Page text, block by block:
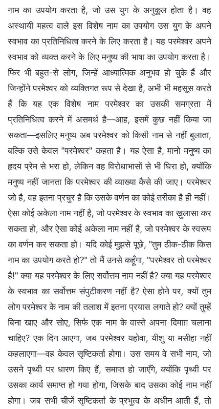
नाम का उपयोग करता है, जो उस युग के अनुकूल होता है। वह
अस्थायी महत्व वाले इस विशेष नाम का उपयोग उस युग के अपने
स्वभाव का प्रतिनिधित्व करने के लिए करता है। यह परमेश्वर अपने
स्वभाव को व्यक्त करने के लिए मनुष्य की भाषा का उपयोग करता है।
फिर भी बहुत-से लोग, जिन्हें आध्यात्मिक अनुभव हो चुके हैं और
जिन्होंने परमेश्वर को व्यक्तिगत रूप से देखा है, अभी भी महसूस करते
हैं कि यह एक विशेष नाम परमेश्वर का उसकी समग्रता में
प्रतिनिधित्व करने में असमर्थ है—आह, इसमें कुछ नहीं किया जा
सकता—इसलिए मनुष्य अब परमेश्वर को किसी नाम से नहीं बुलाता,
बल्कि उसे केवल "परमेश्वर" कहता है। यह ऐसा है, मानो मनुष्य का
हृदय प्रेम से भरा हो, लेकिन वह विरोधाभासों से भी घिरा हो, क्योंकि
मनुष्य नहीं जानता कि परमेश्वर की व्याख्या कैसे की जाए। परमेश्वर
जो है, वह इतना प्रचुर है कि उसके वर्णन का कोई तरीका है ही नहीं।
ऐसा कोई अकेला नाम नहीं है, जो परमेश्वर के स्वभाव का ख़ुलासा कर
सकता हो, और ऐसा कोई अकेला नाम नहीं है, जो परमेश्वर के स्वरूप
का वर्णन कर सकता हो। यदि कोई मुझसे पूछे, "तुम ठीक-ठीक किस
नाम का उपयोग करते हो?" तो मैं उनसे कहूँगा, "परमेश्वर तो परमेश्वर
है!" क्या यह परमेश्वर के लिए सर्वोत्तम नाम नहीं है? क्या यह परमेश्वर
के स्वभाव का सर्वोत्तम संपुटीकरण नहीं है? ऐसा होने पर, क्यों तुम
लोग परमेश्वर के नाम की तलाश में इतना प्रयास लगाते हो? क्यों तुम्हें
बिना खाए और सोए, सिर्फ एक नाम के वास्ते अपना दिमाग़ चलाना
चाहिए? एक दिन आएगा, जब परमेश्वर यहोवा, यीशु या मसीहा नहीं
कहलाएगा—वह केवल सृष्टिकर्ता होगा। उस समय वे सभी नाम, जो
उसने पृथ्वी पर धारण किए हैं, समाप्त हो जाएँगे, क्योंकि पृथ्वी पर
उसका कार्य समाप्त हो गया होगा, जिसके बाद उसका कोई नाम नहीं
होगा। जब सभी चीजें सृष्टिकर्ता के प्रभुत्व के अधीन आती हैं, तो